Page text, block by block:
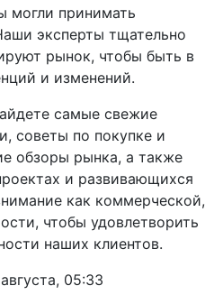
могли принимать
эксперты тщательно
рынок, чтобы быть в
и изменений.
самые свежие
советы по покупке и
обзоры рынка, а также
и развивающихся
как коммерческой,
чтобы удовлетворить
наших клиентов.
05:33